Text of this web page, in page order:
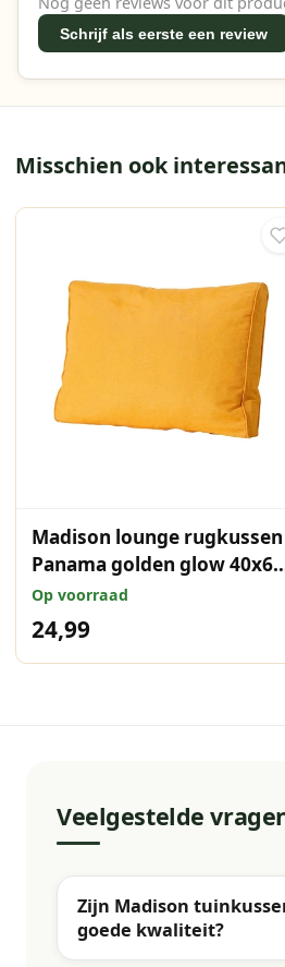
Schrijf als eerste een review
Misschien ook
Madison lounge rugkussen
Panama golden glow 40x60
cm
Op voorraad
24,99
Veelgestelde
Zijn Madison
goede kwaliteit?